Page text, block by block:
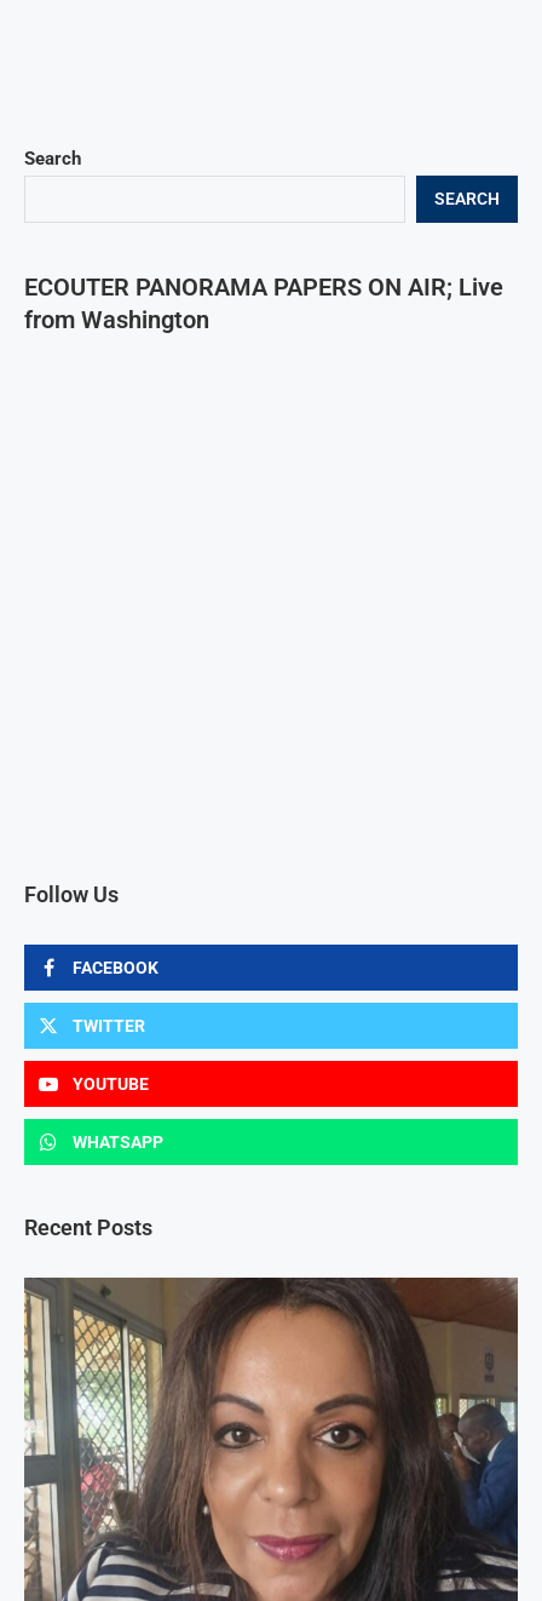
Search
SEARCH
ECOUTER PANORAMA PAPERS ON AIR; Live
from Washington
Follow Us
FACEBOOK
TWITTER
YOUTUBE
WHATSAPP
Recent Posts